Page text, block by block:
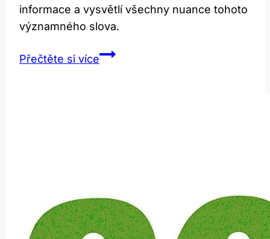
informace a vysvětlí všechny nuance tohoto
významného slova.
Přečtěte si víceFurther: